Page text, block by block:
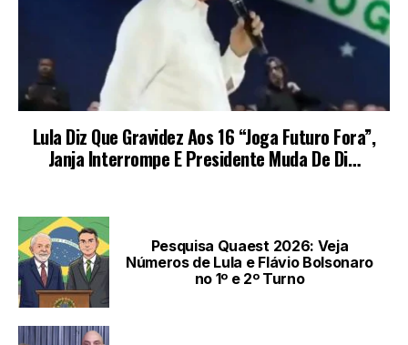
Pesquisa Quaest 2026: Veja
Números de Lula e Flávio Bolsonaro
no 1º e 2º Turno